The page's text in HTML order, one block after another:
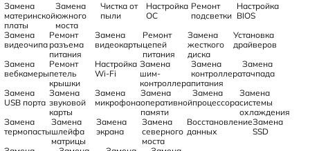
Замена
материнской
платы
Замена
южного
моста
Чистка от
пыли
Настройка
ОС
Ремонт
подсветки
Настройка
BIOS
Замена
видеочипа
Ремонт
разъема
питания
Замена
видеокарты
Ремонт
цепей
питания
Замена
жесткого
диска
Установка
драйверов
Замена
вебкамеры
Ремонт
петель
крышки
Настройка
Wi-Fi
Замена
шим-
контроллера
Замена
контроллера
питания
Замена
тачпада
Замена
USB порта
Замена
звуковой
карты
Замена
микрофона
Замена
оперативной
памяти
Замена
процессора
Замена
системы
охлаждения
Замена
термопасты
Замена
шлейфа
матрицы
Замена
экрана
Замена
северного
моста
Восстановление
данных
Замена
SSD